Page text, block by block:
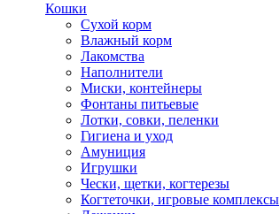
Кошки
Сухой корм
Влажный корм
Лакомства
Наполнители
Миски, контейнеры
Фонтаны питьевые
Лотки, совки, пеленки
Гигиена и уход
Амуниция
Игрушки
Чески, щетки, когтерезы
Когтеточки, игровые комплексы